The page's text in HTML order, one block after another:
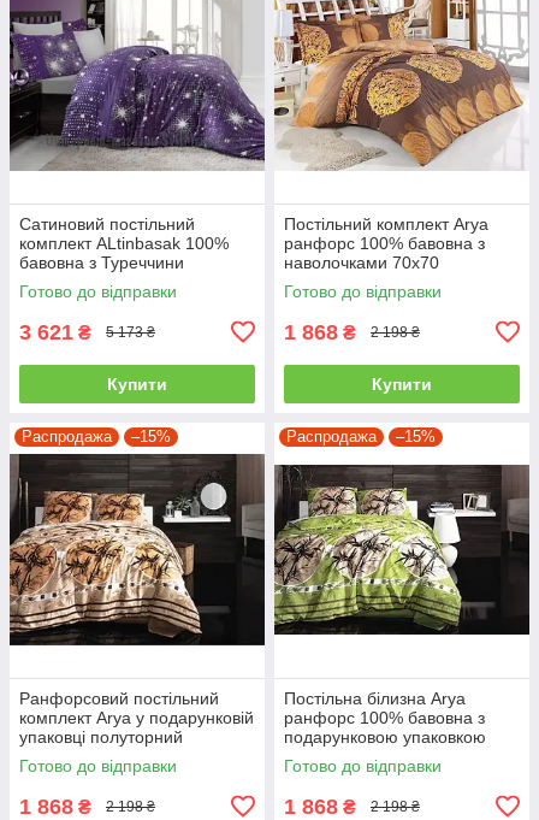
Сатиновий постільний
комплект ALtinbasak 100%
бавовна з Туреччини
двоспальний - євро
Готово до відправки
3 621 ₴ 5 173 ₴
Купити
Постільний комплект Arya
ранфорс 100% бавовна з
наволочками 70x70
полуторний
Готово до відправки
1 868 ₴ 2 198 ₴
Купити
Распродажа –15%
Ранфорсовий постільний
комплект Arya у подарунковій
упаковці полуторний
Готово до відправки
1 868 ₴ 2 198 ₴
Распродажа –15%
Постільна білизна Arya
ранфорс 100% бавовна з
подарунковою упаковкою
полуторний
Готово до відправки
1 868 ₴ 2 198 ₴